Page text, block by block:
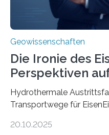
Geowissenschaften
Die Ironie des
Perspektiven
Hydrothermale
Transportwege für
Umweltwissenschaften
20.10.2025